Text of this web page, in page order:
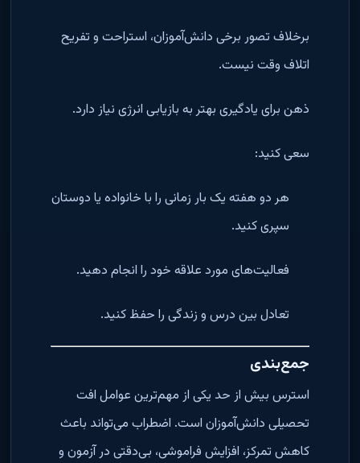
برخلاف تصور برخی دانش‌آموزان، استراحت و تفریح
اتلاف وقت نیست.
ذهن برای یادگیری بهتر به بازیابی انرژی نیاز دارد.
سعی کنید:
هر دو هفته یک بار زمانی را با خانواده یا دوستان
سپری کنید.
فعالیت‌های مورد علاقه خود را انجام دهید.
تعادل بین درس و زندگی را حفظ کنید.
جمع‌بندی
استرس بیش از حد یکی از مهم‌ترین عوامل افت
تحصیلی دانش‌آموزان است. اضطراب می‌تواند باعث
کاهش تمرکز، افزایش فراموشی، بی‌دقتی در آزمون و